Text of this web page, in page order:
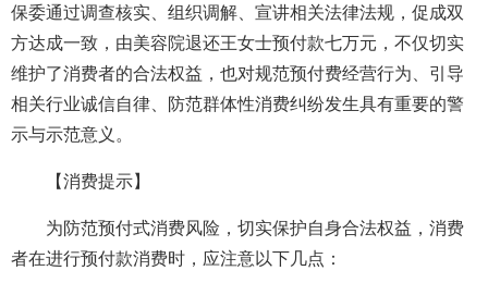
保委通过调查核实、组织调解、宣讲相关法律法规，促成双
方达成一致，由美容院退还王女士预付款七万元，不仅切实
维护了消费者的合法权益，也对规范预付费经营行为、引导
相关行业诚信自律、防范群体性消费纠纷发生具有重要的警
示与示范意义。
【消费提示】
为防范预付式消费风险，切实保护自身合法权益，消费
者在进行预付款消费时，应注意以下几点：